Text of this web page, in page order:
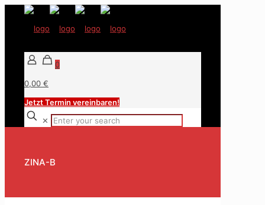
0
0,00 €
Jetzt Termin vereinbaren!
✕
ZINA-B